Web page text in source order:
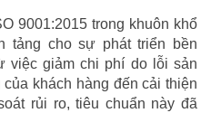
9001:2015 trong khuôn khổ
tảng cho sự phát triển bền
việc giảm chi phí do lỗi sản
khách hàng đến cải thiện
rủi ro, tiêu chuẩn này đã